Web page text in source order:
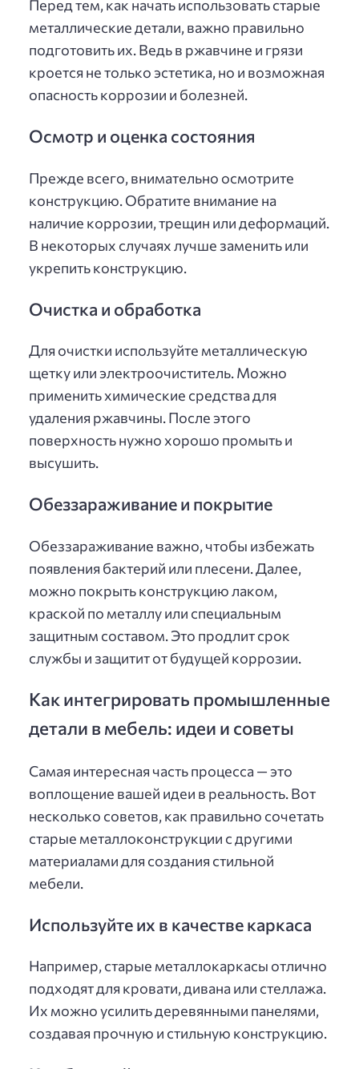
Перед тем, как начать использовать старые
металлические детали, важно правильно
подготовить их. Ведь в ржавчине и грязи
кроется не только эстетика, но и возможная
опасность коррозии и болезней.
Осмотр и оценка состояния
Прежде всего, внимательно осмотрите
конструкцию. Обратите внимание на
наличие коррозии, трещин или деформаций.
В некоторых случаях лучше заменить или
укрепить конструкцию.
Очистка и обработка
Для очистки используйте металлическую
щетку или электроочиститель. Можно
применить химические средства для
удаления ржавчины. После этого
поверхность нужно хорошо промыть и
высушить.
Обеззараживание и покрытие
Обеззараживание важно, чтобы избежать
появления бактерий или плесени. Далее,
можно покрыть конструкцию лаком,
краской по металлу или специальным
защитным составом. Это продлит срок
службы и защитит от будущей коррозии.
Как интегрировать промышленные
детали в мебель: идеи и советы
Самая интересная часть процесса — это
воплощение вашей идеи в реальность. Вот
несколько советов, как правильно сочетать
старые металлоконструкции с другими
материалами для создания стильной
мебели.
Используйте их в качестве каркаса
Например, старые металлокаркасы отлично
подходят для кровати, дивана или стеллажа.
Их можно усилить деревянными панелями,
создавая прочную и стильную конструкцию.